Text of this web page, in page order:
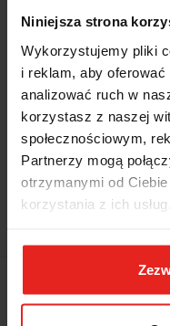
Niniejsza strona
Wykorzystujemy pliki
i reklam, aby oferować
analizować ruch w
korzystasz z naszej
społecznościowym,
Partnerzy mogą
otrzymanymi od
korzystania z ich usług.
Symbol:5700/C57S/
O
STÓŁ WARSZTATOWY Z
16937.10